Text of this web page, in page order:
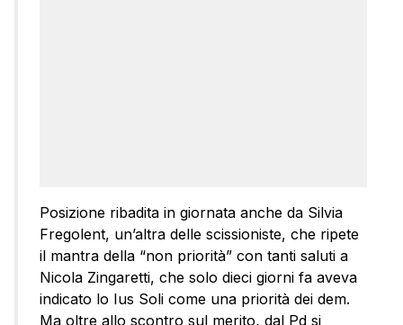
Posizione ribadita in giornata anche da Silvia
Fregolent, un’altra delle scissioniste, che ripete
il mantra della “non priorità” con tanti saluti a
Nicola Zingaretti, che solo dieci giorni fa aveva
indicato lo Ius Soli come una priorità dei dem.
Ma oltre allo scontro sul merito, dal Pd si